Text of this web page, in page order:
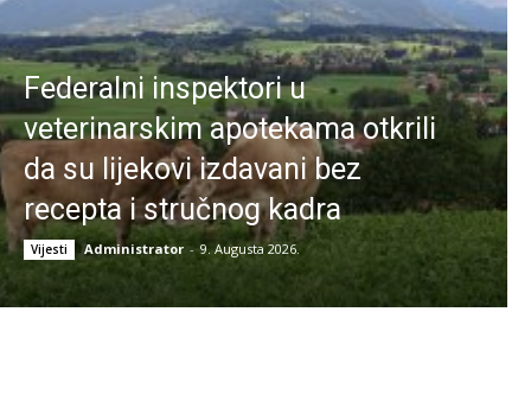
Federalni inspektori u
veterinarskim apotekama otkrili
da su lijekovi izdavani bez
recepta i stručnog kadra
Vijesti Administrator - 9. Augusta 2026.